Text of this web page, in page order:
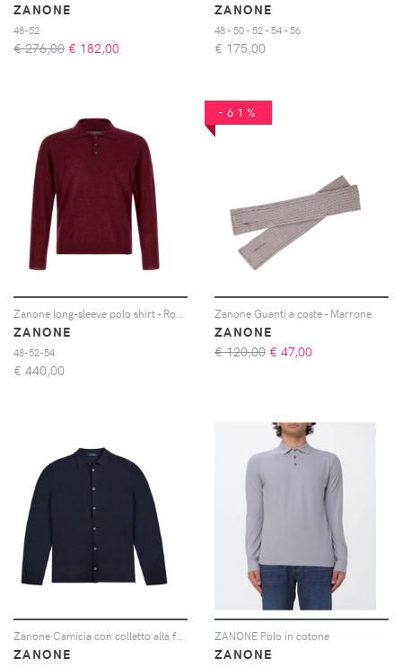
ZANONE
48-52
€ 276,00 € 182,00
ZANONE
48 - 50 - 52 - 54 - 56
€ 175,00
ZANONE
48-52-54
€ 440,00
-61%
Zanone Guanti a coste - Marrone
ZANONE
€ 120,00 € 47,00
ZANONE
ZANONE Polo in cotone
ZANONE